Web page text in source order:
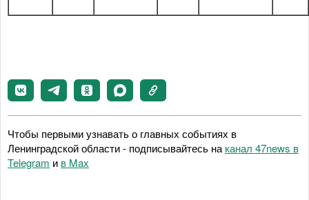
Чтобы первыми узнавать о главных событиях в
Ленинградской области - подписывайтесь на канал 47news в
Telegram и в Maх